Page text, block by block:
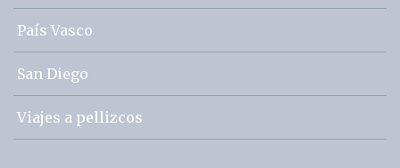
País Vasco
San Diego
Viajes a pellizcos